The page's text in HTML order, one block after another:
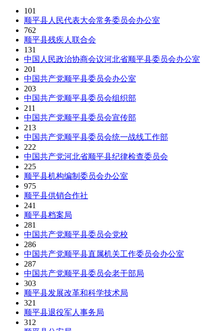
101
顺平县人民代表大会常务委员会办公室
762
顺平县残疾人联合会
131
中国人民政治协商会议河北省顺平县委员会办公室
201
中国共产党顺平县委员会办公室
203
中国共产党顺平县委员会组织部
211
中国共产党顺平县委员会宣传部
213
中国共产党顺平县委员会统一战线工作部
222
中国共产党河北省顺平县纪律检查委员会
225
顺平县机构编制委员会办公室
975
顺平县供销合作社
241
顺平县档案局
281
中国共产党顺平县委员会党校
286
中国共产党顺平县直属机关工作委员会办公室
287
中国共产党顺平县委员会老干部局
303
顺平县发展改革和科学技术局
321
顺平县退役军人事务局
312